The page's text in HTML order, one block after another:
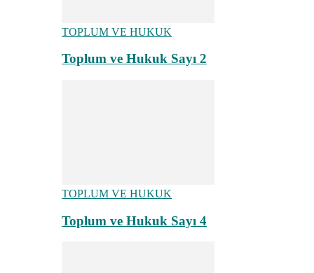
TOPLUM VE HUKUK
Toplum ve Hukuk Sayı 2
TOPLUM VE HUKUK
Toplum ve Hukuk Sayı 4